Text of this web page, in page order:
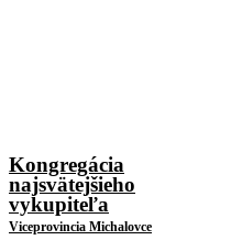
Kongregácia
najsvätejšieho
vykupiteľa
Viceprovincia Michalovce